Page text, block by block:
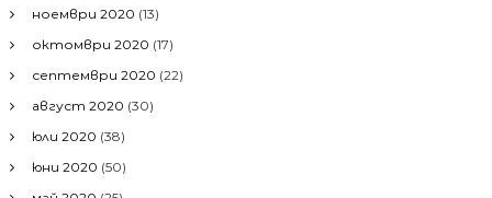
ноември 2020 (13)
октомври 2020 (17)
септември 2020 (22)
август 2020 (30)
юли 2020 (38)
юни 2020 (50)